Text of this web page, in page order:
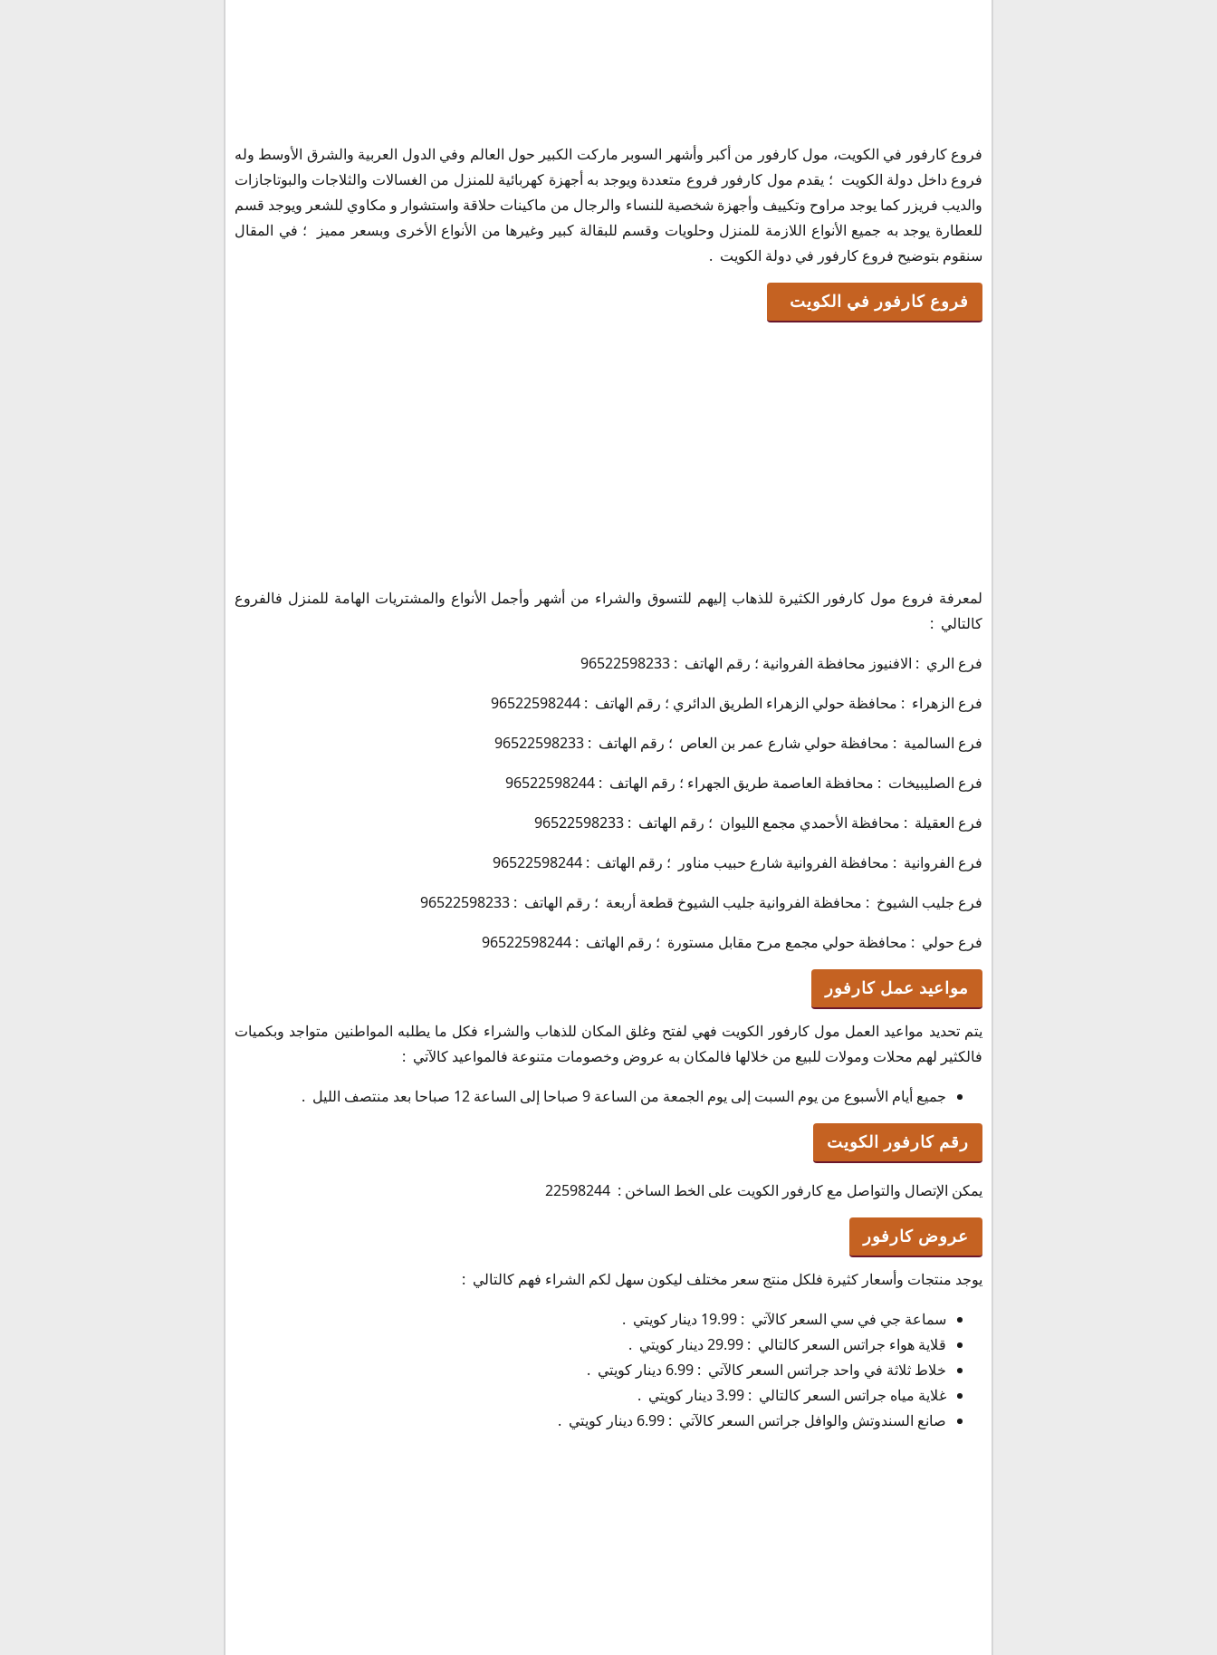
مواعيد عمل كارفور
رقم كارفور الكويت
عروض كارفور
فروع كارفور في الكويت، مول كارفور من أكبر وأشهر السوبر ماركت الكبير حول العالم وفي الدول العربية والشرق الأوسط وله
فروع داخل دولة الكويت ؛ يقدم مول كارفور فروع متعددة ويوجد به أجهزة كهربائية للمنزل من الغسالات والثلاجات والبوتاجازات
والديب فريزر كما يوجد مراوح وتكييف وأجهزة شخصية للنساء والرجال من ماكينات حلاقة واستشوار و مكاوي للشعر ويوجد قسم
للعطارة يوجد به جميع الأنواع اللازمة للمنزل وحلويات وقسم للبقالة كبير وغيرها من الأنواع الأخرى وبسعر مميز ؛ في المقال
سنقوم بتوضيح فروع كارفور في دولة الكويت .
فروع كارفور في الكويت
لمعرفة فروع مول كارفور الكثيرة للذهاب إليهم للتسوق والشراء من أشهر وأجمل الأنواع والمشتريات الهامة للمنزل فالفروع
كالتالي :
فرع الري : الافنيوز محافظة الفروانية ؛ رقم الهاتف : 96522598233
فرع الزهراء : محافظة حولي الزهراء الطريق الدائري ؛ رقم الهاتف : 96522598244
فرع السالمية : محافظة حولي شارع عمر بن العاص ؛ رقم الهاتف : 96522598233
فرع الصليبيخات : محافظة العاصمة طريق الجهراء ؛ رقم الهاتف : 96522598244
فرع العقيلة : محافظة الأحمدي مجمع الليوان ؛ رقم الهاتف : 96522598233
فرع الفروانية : محافظة الفروانية شارع حبيب مناور ؛ رقم الهاتف : 96522598244
فرع جليب الشيوخ : محافظة الفروانية جليب الشيوخ قطعة أربعة ؛ رقم الهاتف : 96522598233
فرع حولي : محافظة حولي مجمع مرح مقابل مستورة ؛ رقم الهاتف : 96522598244
مواعيد عمل كارفور
يتم تحديد مواعيد العمل مول كارفور الكويت فهي لفتح وغلق المكان للذهاب والشراء فكل ما يطلبه المواطنين متواجد وبكميات
فالكثير لهم محلات ومولات للبيع من خلالها فالمكان به عروض وخصومات متنوعة فالمواعيد كالآتي :
جميع أيام الأسبوع من يوم السبت إلى يوم الجمعة من الساعة 9 صباحا إلى الساعة 12 صباحا بعد منتصف الليل .
رقم كارفور الكويت
يمكن الإتصال والتواصل مع كارفور الكويت على الخط الساخن : 22598244
عروض كارفور
يوجد منتجات وأسعار كثيرة فلكل منتج سعر مختلف ليكون سهل لكم الشراء فهم كالتالي :
سماعة جي في سي السعر كالآتي : 19.99 دينار كويتي .
قلاية هواء جراتس السعر كالتالي : 29.99 دينار كويتي .
خلاط ثلاثة في واحد جراتس السعر كالآتي : 6.99 دينار كويتي .
غلاية مياه جراتس السعر كالتالي : 3.99 دينار كويتي .
صانع السندوتش والوافل جراتس السعر كالآتي : 6.99 دينار كويتي .